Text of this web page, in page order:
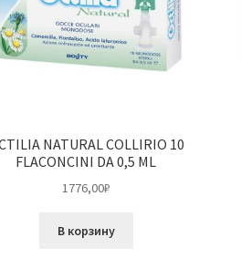
NATURAL COLLIRIO 10
FLACONCINI DA 0,5 ML
1776,00₽
В корзину